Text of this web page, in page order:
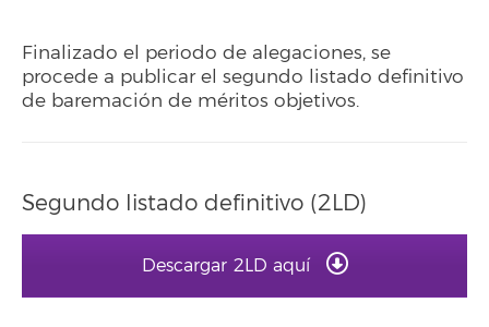
Finalizado el periodo de alegaciones, se
procede a publicar el segundo listado definitivo
de baremación de méritos objetivos.
Segundo listado definitivo (2LD)
Descargar 2LD aquí